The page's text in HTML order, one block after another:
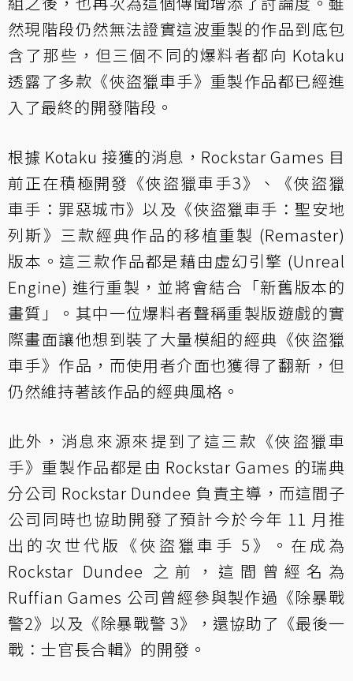
然現階段仍然無法證實這波重製的作品到底包
含了那些，但三個不同的爆料者都向 Kotaku
透露了多款《俠盜獵車手》重製作品都已經進
入了最終的開發階段。
根據 Kotaku 接獲的消息，Rockstar Games 目
前正在積極開發《俠盜獵車手3》、《俠盜獵
車手：罪惡城市》以及《俠盜獵車手：聖安地
列斯》三款經典作品的移植重製 (Remaster)
版本。這三款作品都是藉由虛幻引擎 (Unreal
Engine) 進行重製，並將會結合「新舊版本的
畫質」。其中一位爆料者聲稱重製版遊戲的實
際畫面讓他想到裝了大量模組的經典《俠盜獵
車手》作品，而使用者介面也獲得了翻新，但
仍然維持著該作品的經典風格。
此外，消息來源來提到了這三款《俠盜獵車
手》重製作品都是由 Rockstar Games 的瑞典
分公司 Rockstar Dundee 負責主導，而這間子
公司同時也協助開發了預計今於今年 11 月推
出的次世代版《俠盜獵車手 5》。在成為
Rockstar Dundee 之前，這間曾經名為
Ruffian Games 公司曾經參與製作過《除暴戰
警2》以及《除暴戰警 3》，還協助了《最後一
戰：士官長合輯》的開發。